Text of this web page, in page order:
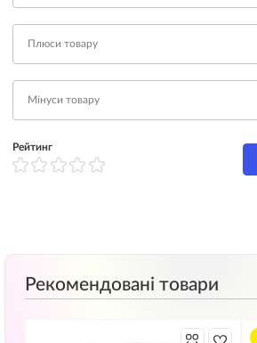
Рейтинг
Рекомендовані товари